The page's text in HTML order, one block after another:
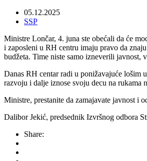
05.12.2025
SSP
Ministre Lončar, 4. juna ste obećali da će
i zaposleni u RH centru imaju pravo da
budžeta. Time niste samo izneverili javnost,
Danas RH centar radi u ponižavajuće lošim
razvoju i dalje iznose svoju decu na rukama
Ministre, prestanite da zamajavate javnost i
Dalibor Jekić, predsednik Izvršnog odbora
Share: